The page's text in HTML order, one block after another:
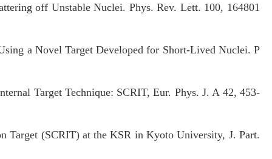
off Unstable Nuclei. Phys. Rev. Lett. 100, 164801
a Novel Target Developed for Short-Lived Nuclei. P
Target Technique: SCRIT, Eur. Phys. J. A 42, 453-
Target (SCRIT) at the KSR in Kyoto University, J. Part.